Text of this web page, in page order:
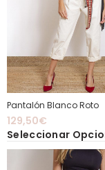
Pantalón Blanco Roto
129,50€
Seleccionar